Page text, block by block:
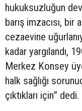
hukuksuzluğun
barış imzacısı,
cezaevine
kadar yargılandı,
Merkez Konsey
halk sağlığı
çıktıkları için” dedi.